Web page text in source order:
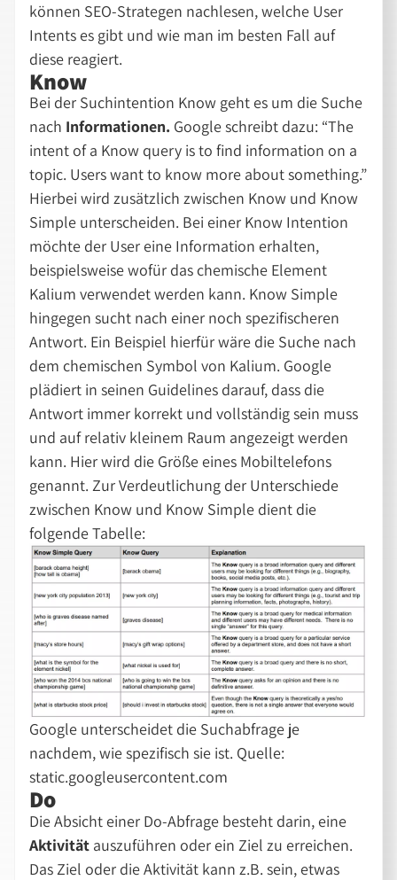
können SEO-Strategen nachlesen, welche User
Intents es gibt und wie man im besten Fall auf
diese reagiert.
Know
Bei der Suchintention Know geht es um die Suche
nach Informationen. Google schreibt dazu: “The
intent of a Know query is to find information on a
topic. Users want to know more about something.”
Hierbei wird zusätzlich zwischen Know und Know
Simple unterscheiden. Bei einer Know Intention
möchte der User eine Information erhalten,
beispielsweise wofür das chemische Element
Kalium verwendet werden kann. Know Simple
hingegen sucht nach einer noch spezifischeren
Antwort. Ein Beispiel hierfür wäre die Suche nach
dem chemischen Symbol von Kalium. Google
plädiert in seinen Guidelines darauf, dass die
Antwort immer korrekt und vollständig sein muss
und auf relativ kleinem Raum angezeigt werden
kann. Hier wird die Größe eines Mobiltelefons
genannt. Zur Verdeutlichung der Unterschiede
zwischen Know und Know Simple dient die
folgende Tabelle:
Google unterscheidet die Suchabfrage je
nachdem, wie spezifisch sie ist. Quelle:
static.googleusercontent.com
Do
Die Absicht einer Do-Abfrage besteht darin, eine
Aktivität auszuführen oder ein Ziel zu erreichen.
Das Ziel oder die Aktivität kann z.B. sein, etwas